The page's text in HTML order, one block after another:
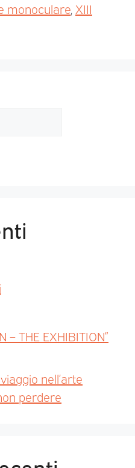
monoculare, XIII
– THE EXHIBITION”
nell’arte
perdere